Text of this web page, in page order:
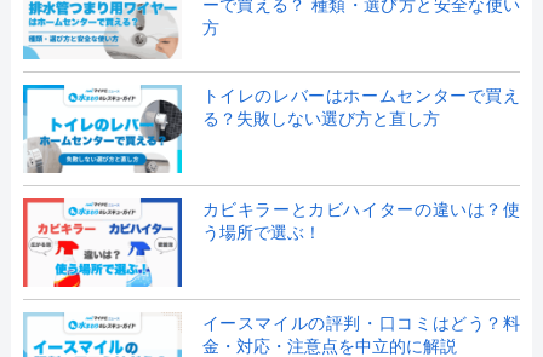
ーで買える？ 種類・選び方と安全な使い
方
トイレのレバーはホームセンターで買え
る？失敗しない選び方と直し方
カビキラーとカビハイターの違いは？使
う場所で選ぶ！
イースマイルの評判・口コミはどう？料
金・対応・注意点を中立的に解説